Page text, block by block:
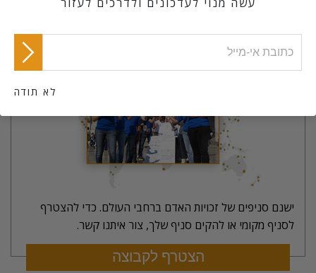
לא תודה
ישנם סניפים של זכויות האדם ברחבי העולם. כדי להצטרף
לסניף מקומי או להקים סניף שלך, צור איתנו קשר.
הצטרף לקבוצה